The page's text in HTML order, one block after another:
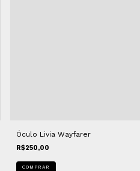
Óculo Livia Wayfarer
R$250,00
COMPRAR